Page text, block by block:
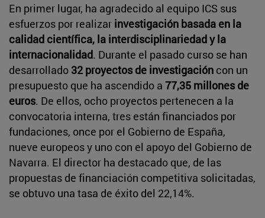
En primer lugar, ha agradecido al equipo ICS sus
esfuerzos por realizar investigación basada en la
calidad científica, la interdisciplinariedad y la
internacionalidad. Durante el pasado curso se han
desarrollado 32 proyectos de investigación con un
presupuesto que ha ascendido a 77,35 millones de
euros. De ellos, ocho proyectos pertenecen a la
convocatoria interna, tres están financiados por
fundaciones, once por el Gobierno de España,
nueve europeos y uno con el apoyo del Gobierno de
Navarra. El director ha destacado que, de las
propuestas de financiación competitiva solicitadas,
se obtuvo una tasa de éxito del 22,14%.